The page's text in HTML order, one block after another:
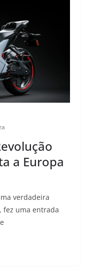
a Europa
verdadeira
fez uma entrada